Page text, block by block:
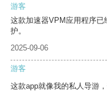
游客
这款加速器VPM应用程序
护。
2025-09-06
游客
这款app就像我的私人导游